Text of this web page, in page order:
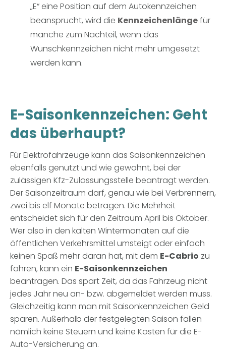
„E“ eine Position auf dem Autokennzeichen
beansprucht, wird die Kennzeichenlängefür
manche zum Nachteil, wenn das
Wunschkennzeichen nicht mehr umgesetzt
werden kann.
E-Saisonkennzeichen: Geht
das überhaupt?
Für Elektrofahrzeuge kann das Saisonkennzeichen
ebenfalls genutzt und wie gewohnt, bei der
zulässigen Kfz-Zulassungsstelle beantragt werden.
Der Saisonzeitraum darf, genau wie bei Verbrennern,
zwei bis elf Monate betragen. Die Mehrheit
entscheidet sich für den Zeitraum April bis Oktober.
Wer also in den kalten Wintermonaten auf die
öffentlichen Verkehrsmittel umsteigt oder einfach
keinen Spaß mehr daran hat, mit dem E-Cabrio zu
fahren, kann ein E-Saisonkennzeichen
beantragen. Das spart Zeit, da das Fahrzeug nicht
jedes Jahr neu an- bzw. abgemeldet werden muss.
Gleichzeitig kann man mit Saisonkennzeichen Geld
sparen. Außerhalb der festgelegten Saison fallen
nämlich keine Steuern und keine Kosten für die E-
Auto-Versicherung an.